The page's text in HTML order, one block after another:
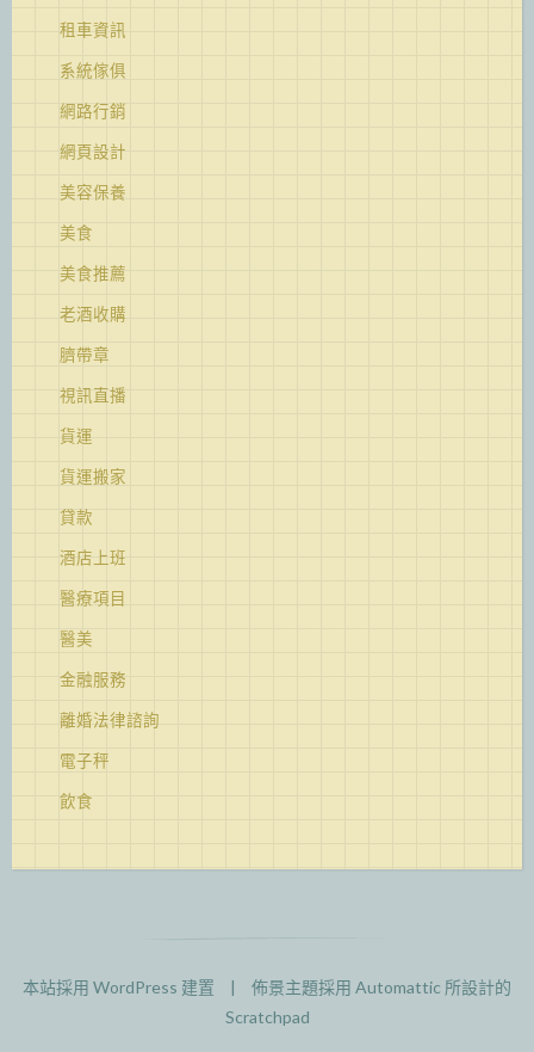
租車資訊
系統傢俱
網路行銷
網頁設計
美容保養
美食
美食推薦
老酒收購
臍帶章
視訊直播
貨運
貨運搬家
貸款
酒店上班
醫療項目
醫美
金融服務
離婚法律諮詢
電子秤
飲食
本站採用 WordPress 建置 | 佈景主題採用 Automattic 所設計的
Scratchpad